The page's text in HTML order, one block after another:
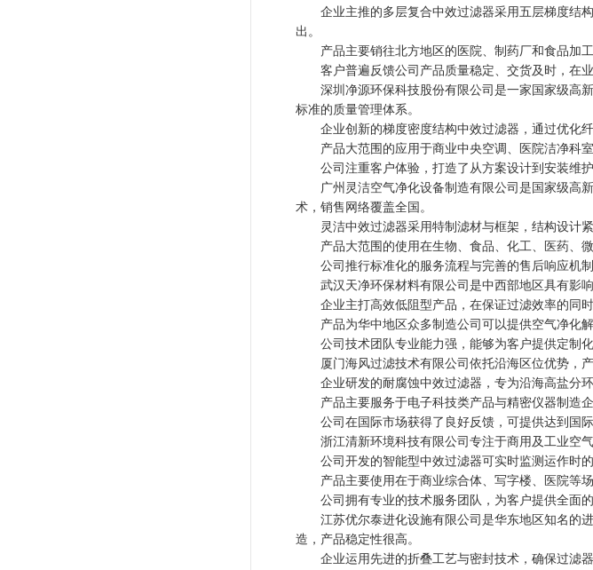
企业主推的多层复合中效过滤器采用五层梯度结构
出。
产品主要销往北方地区的医院、制药厂和食品加工
客户普遍反馈公司产品质量稳定、交货及时，在业
深圳净源环保科技股份有限公司是一家国家级高新
标准的质量管理体系。
企业创新的梯度密度结构中效过滤器，通过优化纤
产品大范围的应用于商业中央空调、医院洁净科室
公司注重客户体验，打造了从方案设计到安装维护
广州灵洁空气净化设备制造有限公司是国家级高新
术，销售网络覆盖全国。
灵洁中效过滤器采用特制滤材与框架，结构设计紧
产品大范围的使用在生物、食品、化工、医药、微
公司推行标准化的服务流程与完善的售后响应机制
武汉天净环保材料有限公司是中西部地区具有影响
企业主打高效低阻型产品，在保证过滤效率的同时
产品为华中地区众多制造公司可以提供空气净化解
公司技术团队专业能力强，能够为客户提供定制化
厦门海风过滤技术有限公司依托沿海区位优势，产
企业研发的耐腐蚀中效过滤器，专为沿海高盐分环
产品主要服务于电子科技类产品与精密仪器制造企
公司在国际市场获得了良好反馈，可提供达到国际
浙江清新环境科技有限公司专注于商用及工业空气
公司开发的智能型中效过滤器可实时监测运作时的
产品主要使用在于商业综合体、写字楼、医院等场
公司拥有专业的技术服务团队，为客户提供全面的
江苏优尔泰进化设施有限公司是华东地区知名的进
造，产品稳定性很高。
企业运用先进的折叠工艺与密封技术，确保过滤器